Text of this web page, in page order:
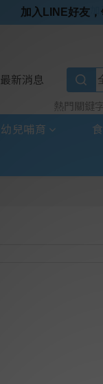
⭐加
⭐超取選全家
最新消息
熱門關鍵
幼兒哺育
加入LINE好友